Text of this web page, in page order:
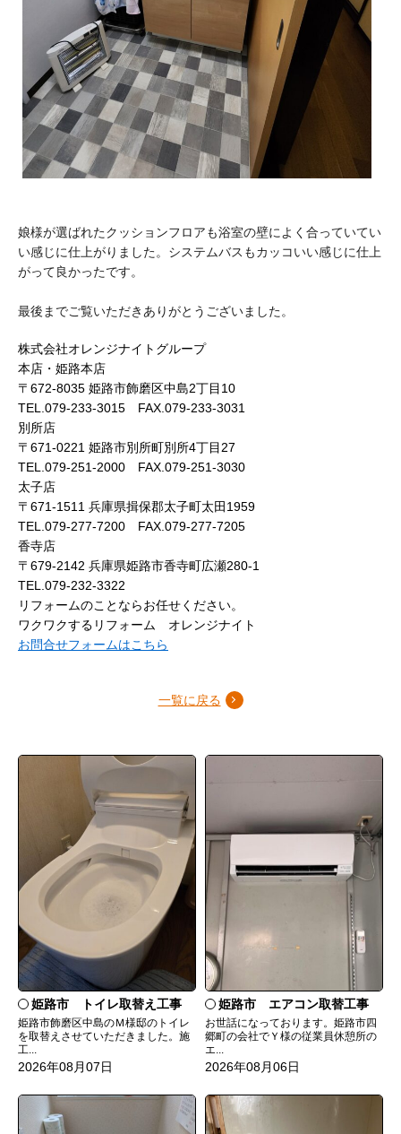
娘様が選ばれたクッションフロアも浴室の壁によく合っていてい
い感じに仕上がりました。システムバスもカッコいい感じに仕上
がって良かったです。
最後までご覧いただきありがとうございました。
株式会社オレンジナイトグループ
本店・姫路本店
〒672-8035 姫路市飾磨区中島2丁目10
TEL.079-233-3015 FAX.079-233-3031
別所店
〒671-0221 姫路市別所町別所4丁目27
TEL.079-251-2000 FAX.079-251-3030
太子店
〒671-1511 兵庫県揖保郡太子町太田1959
TEL.079-277-7200 FAX.079-277-7205
香寺店
〒679-2142 兵庫県姫路市香寺町広瀬280-1
TEL.079-232-3322
リフォームのことならお任せください。
ワクワクするリフォーム オレンジナイト
お問合せフォームはこちら
一覧に戻る
姫路市 トイレ取替え工事
姫路市飾磨区中島のＭ様邸のトイレ
を取替えさせていただきました。施
工...
2026年08月07日
姫路市 エアコン取替工事
お世話になっております。姫路市四
郷町の会社でＹ様の従業員休憩所の
エ...
2026年08月06日